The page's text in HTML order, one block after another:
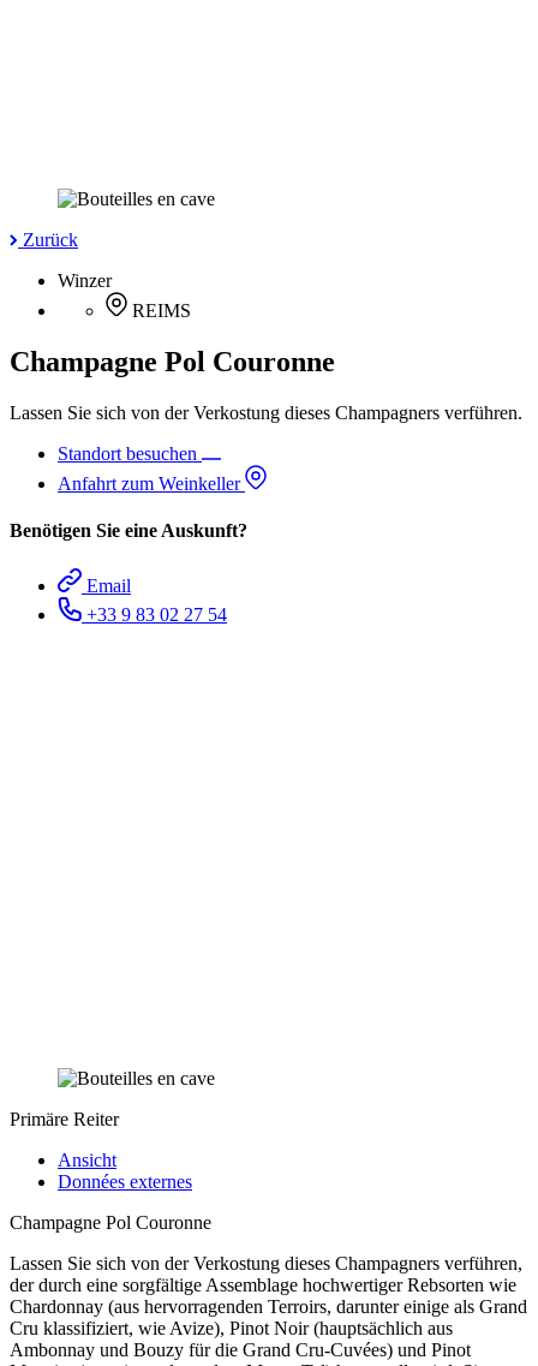
Zurück
Winzer
REIMS
Champagne Pol Couronne
Lassen Sie sich von der Verkostung dieses Champagners verführen.
Standort besuchen
Anfahrt zum Weinkeller
Benötigen Sie eine Auskunft?
Email
+33 9 83 02 27 54
Primäre Reiter
Ansicht
Données externes
Champagne Pol Couronne
Lassen Sie sich von der Verkostung dieses Champagners verführen,
der durch eine sorgfältige Assemblage hochwertiger Rebsorten wie
Chardonnay (aus hervorragenden Terroirs, darunter einige als Grand
Cru klassifiziert, wie Avize), Pinot Noir (hauptsächlich aus
Ambonnay und Bouzy für die Grand Cru-Cuvées) und Pinot